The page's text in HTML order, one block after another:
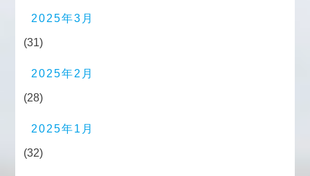
2025年3月
(31)
2025年2月
(28)
2025年1月
(32)